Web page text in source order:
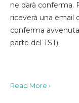
ne darà conferma.
riceverà una email
conferma
parte del TST).
Read More ›